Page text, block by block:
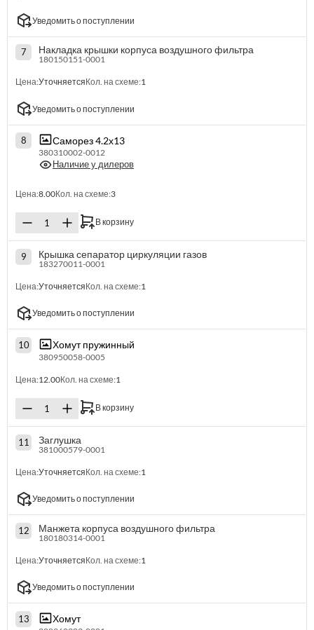
Уведомить о поступлении
7 Накладка крышки корпуса воздушного фильтра
180150151-0001
Цена:УточняетсяКол. на схеме:1
Уведомить о поступлении
8 Саморез 4.2х13
380310002-0012
Наличие у дилеров
Цена:8.00Кол. на схеме:3
В корзину
9 Крышка сепаратор циркуляции газов
183270011-0001
Цена:УточняетсяКол. на схеме:1
Уведомить о поступлении
10 Хомут пружинный
380950058-0005
Цена:12.00Кол. на схеме:1
В корзину
11 Заглушка
381000579-0001
Цена:УточняетсяКол. на схеме:1
Уведомить о поступлении
12 Манжета корпуса воздушного фильтра
180180314-0001
Цена:УточняетсяКол. на схеме:1
Уведомить о поступлении
13 Хомут